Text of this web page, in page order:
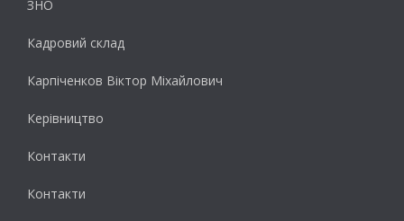
ЗНО
Кадровий склад
Карпіченков Віктор Міхайлович
Керівництво
Контакти
Контакти